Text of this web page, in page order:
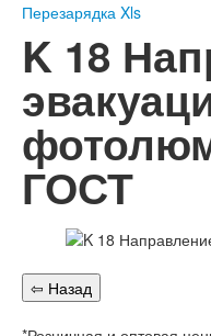
Публичная оферта
Сертификаты
Вопрос-Ответ
Контакты
Пожарное
Перезарядка
Перезарядка
Доставка
Оплата
Гарантии
Перезарядка Xls
K 18
ГОСТ